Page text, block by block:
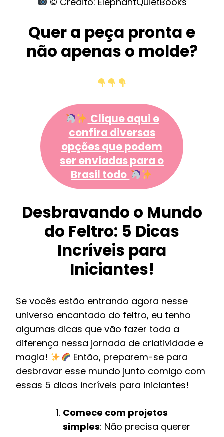
Quer a peça pronta e
não apenas o molde?
Clique aqui e
confira diversas
opções que podem
ser enviadas para o
Brasil todo
Desbravando o Mundo
do Feltro: 5 Dicas
Incríveis para
Iniciantes!
Se vocês estão entrando agora nesse
universo encantado do feltro, eu tenho
algumas dicas que vão fazer toda a
diferença nessa jornada de criatividade e
magia!
Então, preparem-se para
desbravar esse mundo junto comigo com
essas 5 dicas incríveis para iniciantes!
Comece com projetos
simples: Não precisa querer